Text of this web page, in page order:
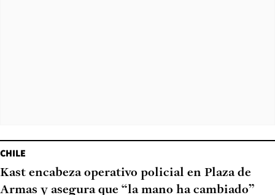
CHILE
Kast encabeza operativo policial en Plaza de
Armas y asegura que “la mano ha cambiado”